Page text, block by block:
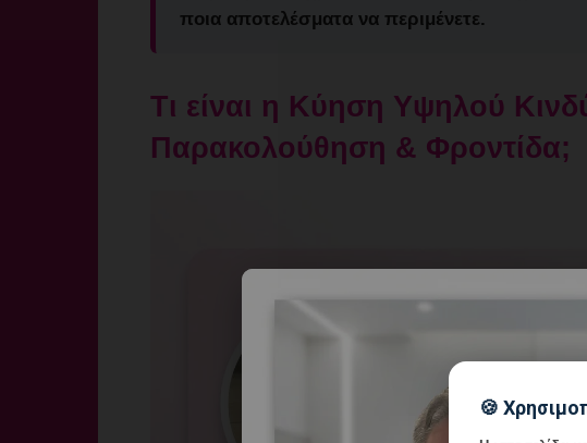
ποια αποτελέσματα να περιμένετε.
Τι είναι η Κύηση Υψηλού
Παρακολούθηση & Φροντίδα;
🍪